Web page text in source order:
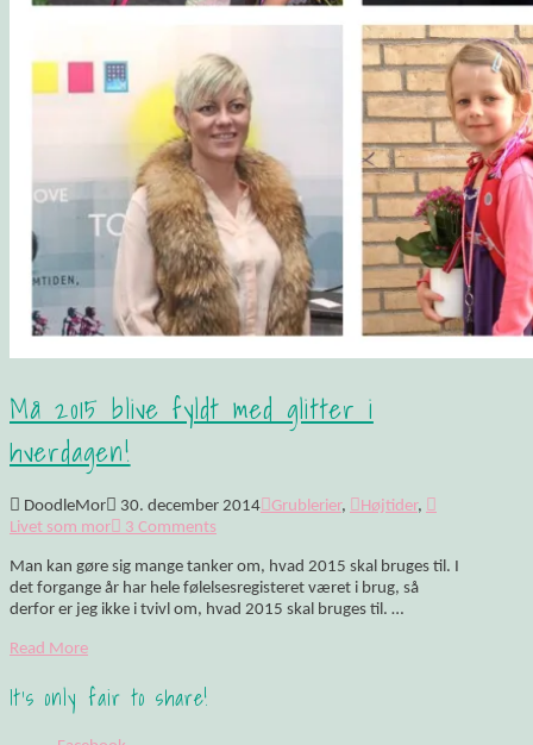
Må 2015 blive fyldt med glitter i
hverdagen!
DoodleMor 30. december 2014 Grublerier, Højtider,
Livet som mor
3 Comments
Man kan gøre sig mange tanker om, hvad 2015 skal bruges til. I
det forgange år har hele følelsesregisteret været i brug, så
derfor er jeg ikke i tvivl om, hvad 2015 skal bruges til. …
Read More
It's only fair to share!